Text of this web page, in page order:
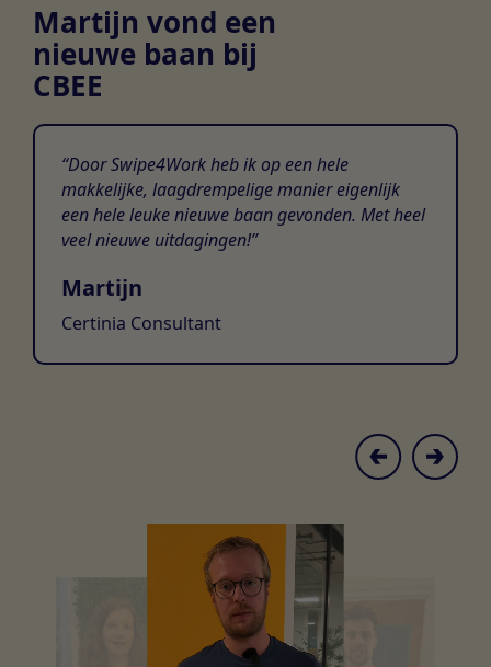
Martijn vond een
nieuwe baan bij
CBEE
Door Swipe4Work heb ik op een hele
makkelijke, laagdrempelige manier eigenlijk
een hele leuke nieuwe baan gevonden. Met heel
veel nieuwe uitdagingen!
Martijn
Certinia Consultant